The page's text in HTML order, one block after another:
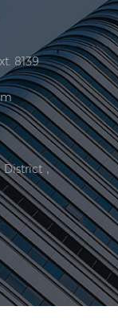
8139
District，